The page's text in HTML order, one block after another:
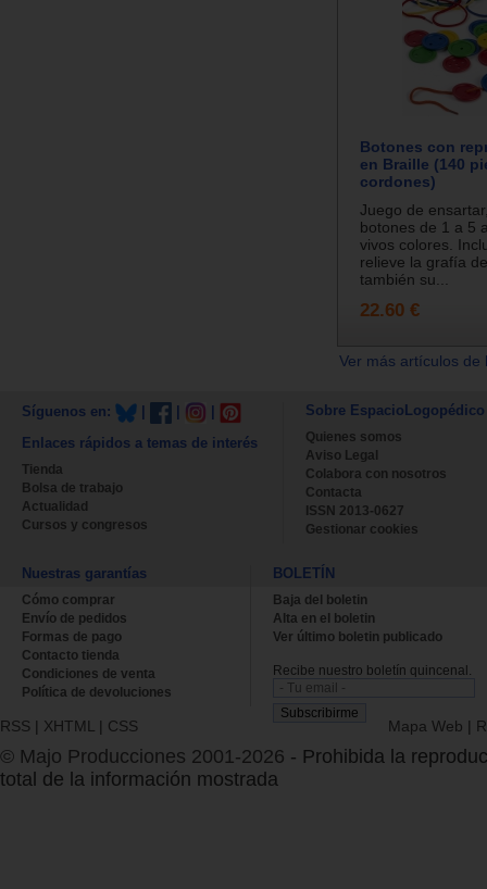
Botones con
en Braille (140
cordones)
Juego de
botones de 1 a 5
vivos colores.
relieve la grafía
también su...
22.60 €
Ver más artículos
Síguenos en:
Enlaces rápidos a temas de interés
Tienda
Bolsa de trabajo
Actualidad
Cursos y congresos
Sobre EspacioLogopédico
Quienes somos
Aviso Legal
Colabora con nosotros
Contacta
ISSN 2013-0627
Gestionar cookies
Nuestras garantías
Cómo comprar
Envío de pedidos
Formas de pago
Contacto tienda
Condiciones de venta
Política de devoluciones
BOLETÍN
Baja del boletin
Alta en el boletin
Ver último boletin publicado
Recibe nuestro boletín quincenal.
RSS | XHTML | CSS Mapa Web |
© Majo Producciones 2001-2026 - Prohibida la
total de la información mostrada